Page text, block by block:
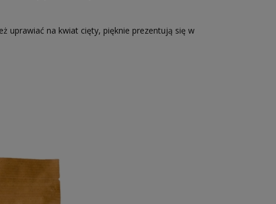
uprawiać na kwiat cięty, pięknie prezentują się w